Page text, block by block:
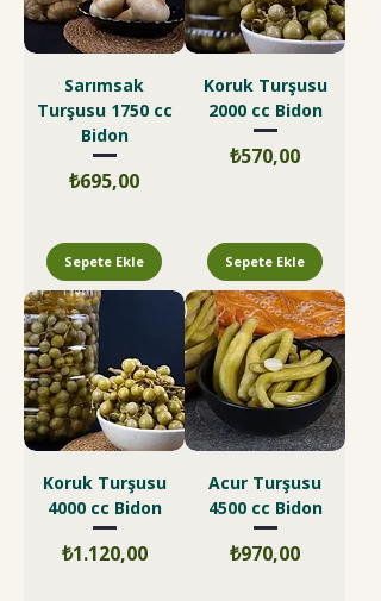
Sarımsak
Turşusu 1750 cc
Bidon
Fiyat
₺695,00
Sepete Ekle
Koruk Turşusu
2000 cc Bidon
Fiyat
₺570,00
Sepete Ekle
Koruk Turşusu
4000 cc Bidon
Fiyat
₺1.120,00
Acur Turşusu
4500 cc Bidon
Fiyat
₺970,00